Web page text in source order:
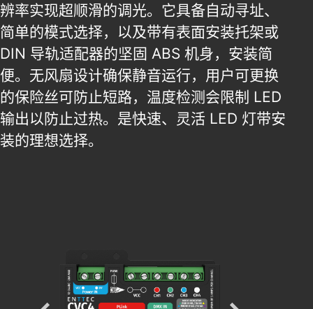
辨率实现超顺滑的调光。它具备自动寻址、
简单的模式选择，以及带有表面安装托架或
DIN 导轨适配器的坚固 ABS 机身，安装简
便。无风扇设计确保静音运行，用户可更换
的保险丝可防止短路，温度检测会限制 LED
输出以防止过热。是快速、灵活 LED 灯带安
装的理想选择。